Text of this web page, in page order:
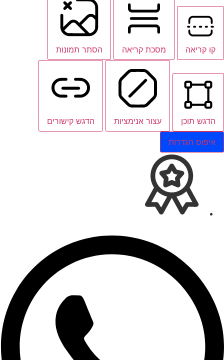
קו קריאה מסכת קריאה הסתר תמונות
הדגש תוכן עצור אנימציות הדגש קישורים
איפוס הגדרות